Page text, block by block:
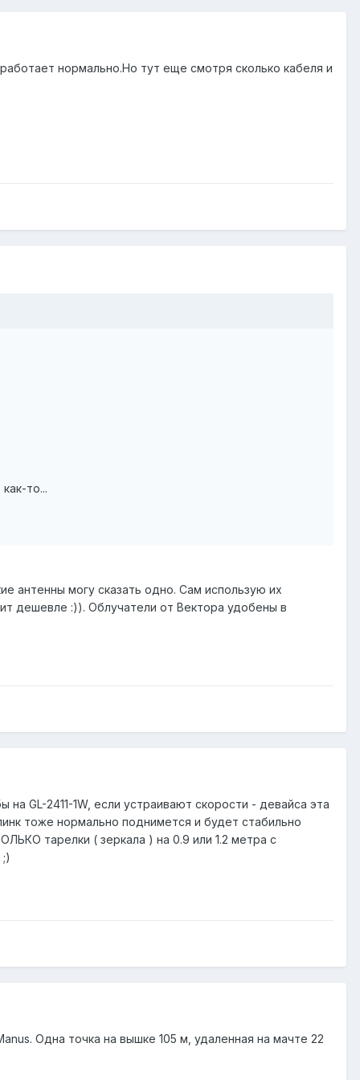
нормально.Но тут еще смотря сколько кабеля и
то...
антенны могу сказать одно. Сам использую их
дешевле :)). Облучатели от Вектора удобены в
GL-2411-1W, если устраивают скорости - девайса эта
тоже нормально поднимется и будет стабильно
тарелки ( зеркала ) на 0.9 или 1.2 метра с
Одна точка на вышке 105 м, удаленная на мачте 22